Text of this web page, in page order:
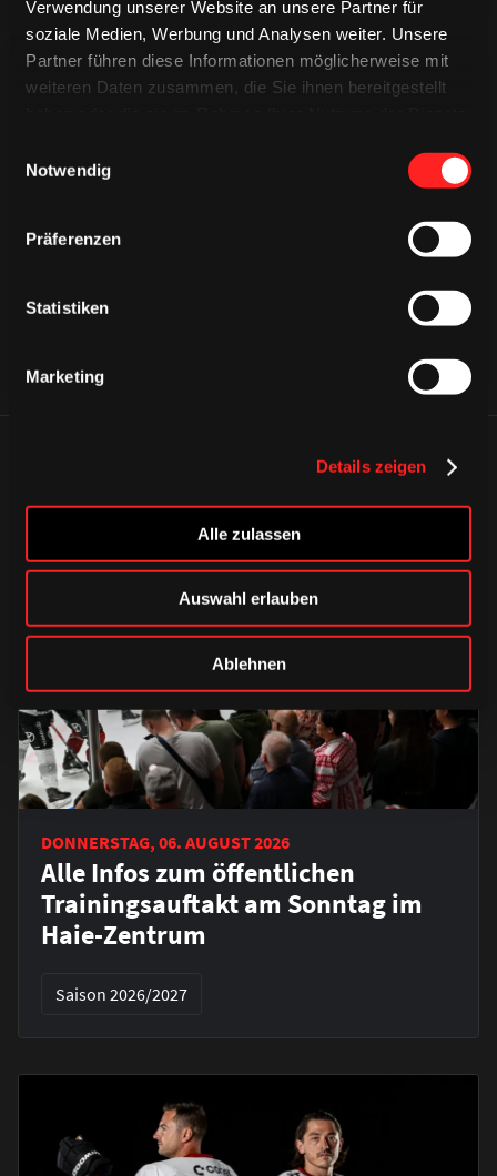
Verwendung unserer Website an unsere Partner für
soziale Medien, Werbung und Analysen weiter. Unsere
Partner führen diese Informationen möglicherweise mit
weiteren Daten zusammen, die Sie ihnen bereitgestellt
Notwendig
Präferenzen
Statistiken
Marketing
Details zeigen
Alle zulassen
Auswahl erlauben
Ablehnen
DONNERSTAG, 06. AUGUST 2026
Alle Infos zum öffentlichen
Trainingsauftakt am Sonntag im
Haie-Zentrum
Saison 2026/2027